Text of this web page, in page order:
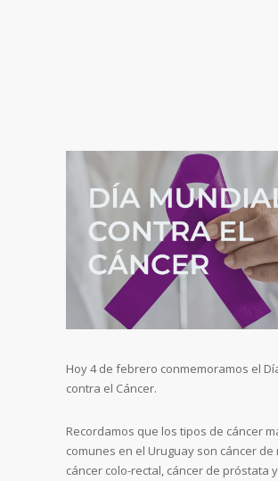
Hoy 4 de febrero conmemoramos el
contra el Cáncer.
Recordamos que los tipos de cáncer
comunes en el Uruguay son cáncer de
cáncer colo-rectal, cáncer de próstata